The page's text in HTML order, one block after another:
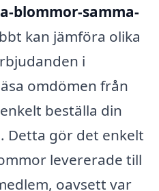
blommor-samma-
kan jämföra olika
i
omdömen från
beställa din
Detta gör det enkelt
levererade till
oavsett var